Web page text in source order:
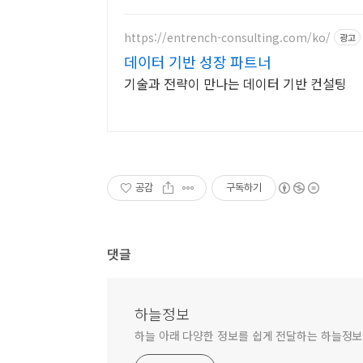
https://entrench-consulting.com/ko/ 광고
데이터 기반 성장 파트너
기술과 전략이 만나는 데이터 기반 컨설팅
공감 구독하기
댓글
하늘정보
하늘 아래 다양한 정보를 쉽게 전달하는 하늘정